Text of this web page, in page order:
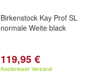
Birkenstock Kay Prof SL
normale Weite black
119,95 €
Kostenloser Versand